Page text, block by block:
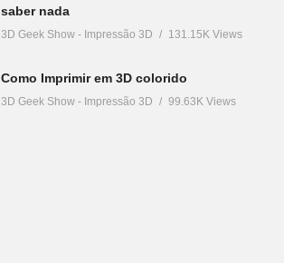
saber nada
3D Geek Show - Impressão 3D 131.15K Views
Como Imprimir em 3D colorido
3D Geek Show - Impressão 3D 99.63K Views